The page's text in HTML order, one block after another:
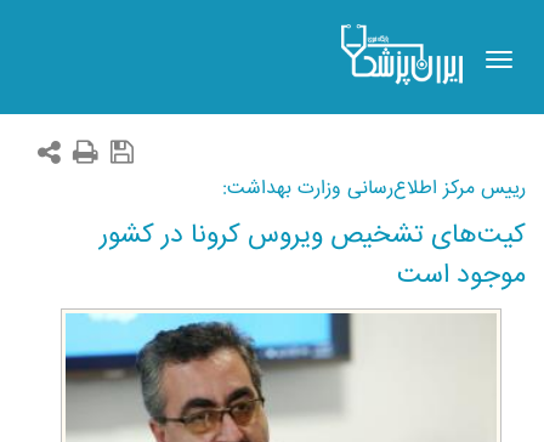
Toggle
navigation
رییس مرکز اطلاع‌رسانی وزارت بهداشت:
کیت‌های تشخیص ویروس کرونا در کشور
موجود است